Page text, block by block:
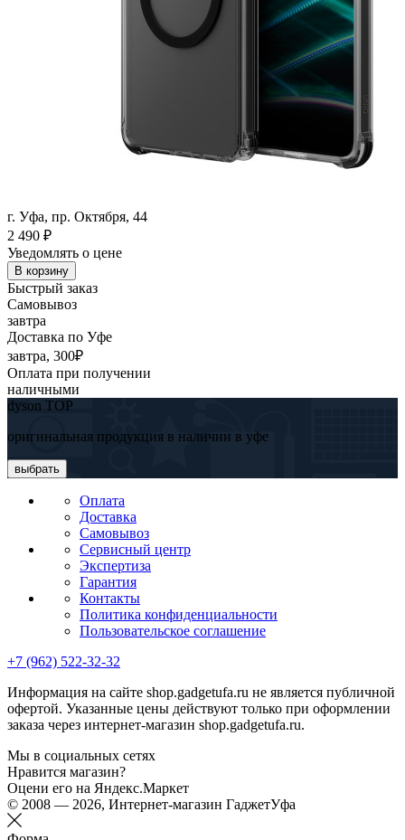
г. Уфа, пр. Октября, 44
2 490 ₽
Уведомлять о цене
В корзину
Быстрый заказ
Самовывоз
завтра
Доставка по Уфе
завтра, 300₽
Оплата при получении
наличными
dyson TOP
оригинальная продукция в наличии в уфе
выбрать
Оплата
Доставка
Самовывоз
Сервисный центр
Экспертиза
Гарантия
Контакты
Политика конфиденциальности
Пользовательское соглашение
+7 (962) 522-32-32
Информация на сайте shop.gadgetufa.ru не является публичной
офертой. Указанные цены действуют только при оформлении
заказа через интернет-магазин shop.gadgetufa.ru.
Мы в социальных сетях
Нравится магазин?
Оцени его на Яндекс.Маркет
© 2008 — 2026, Интернет-магазин ГаджетУфа